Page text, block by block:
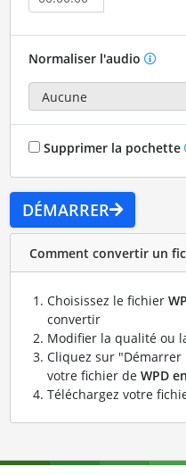
Normaliser l'audio
Supprimer la pochette
DÉMARRER
Comment convertir un
Choisissez le fichier
convertir
Modifier la qualité ou
Cliquez sur
votre fichier de WPD
Téléchargez votre